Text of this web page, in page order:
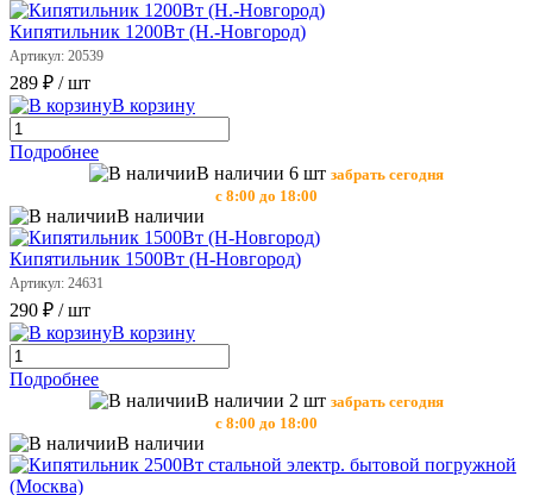
Кипятильник 1200Вт (Н.-Новгород)
Артикул: 20539
289 ₽ / шт
В корзину
Подробнее
В наличии 6 шт забрать сегодня
с 8:00 до 18:00
В наличии
Кипятильник 1500Вт (Н-Новгород)
Артикул: 24631
290 ₽ / шт
В корзину
Подробнее
В наличии 2 шт забрать сегодня
с 8:00 до 18:00
В наличии